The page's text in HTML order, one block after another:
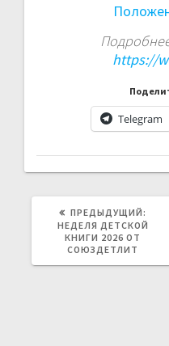
https://
Telegram
ПРЕДЫДУЩИЙ:
НЕДЕЛЯ ДЕТСКОЙ
КНИГИ 2026 ОТ
СОЮЗДЕТЛИТ